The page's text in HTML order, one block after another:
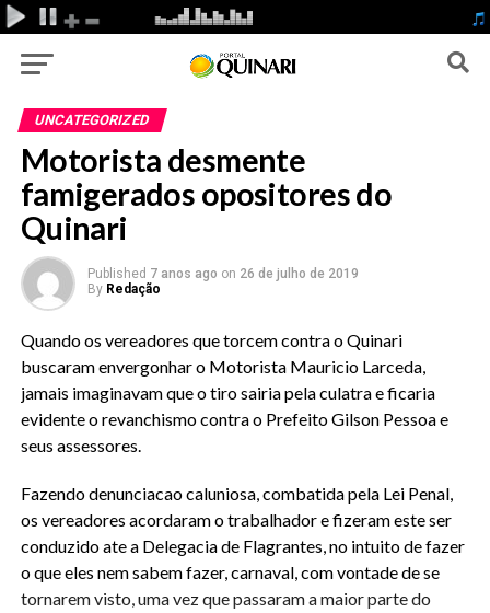
UNCATEGORIZED
Motorista desmente
famigerados opositores do
Quinari
Published 7 anos ago on 26 de julho de 2019
By Redação
Quando os vereadores que torcem contra o Quinari
buscaram envergonhar o Motorista Mauricio Larceda,
jamais imaginavam que o tiro sairia pela culatra e ficaria
evidente o revanchismo contra o Prefeito Gilson Pessoa e
seus assessores.
Fazendo denunciacao caluniosa, combatida pela Lei Penal,
os vereadores acordaram o trabalhador e fizeram este ser
conduzido ate a Delegacia de Flagrantes, no intuito de fazer
o que eles nem sabem fazer, carnaval, com vontade de se
tornarem visto, uma vez que passaram a maior parte do